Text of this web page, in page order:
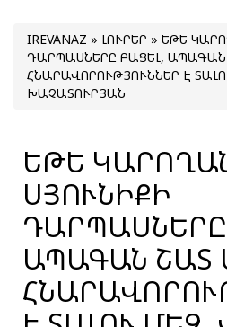
IREVANAZ » ԼՈՒՐԵՐ » ԵԹԵ
ԴԱՐՊԱՍՆԵՐԸ ԲԱՑԵԼ,
ՀՆԱՐԱՎՈՐՈՒԹՅՈՒՆՆԵՐ Է
ԽԱՉԱՏՈՒՐՅԱՆ
ԵԹԵ
ՍՅՈՒՆԻՔԻ
ԴԱՐՊԱՍՆԵՐԸ
ԱՊԱԳԱՆ ՇԱՏ